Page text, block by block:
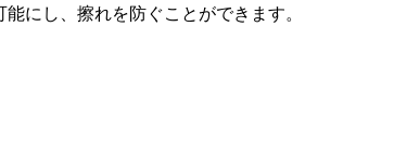
にし、擦れを防ぐことができます。